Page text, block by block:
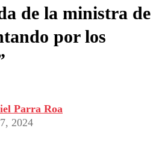
de la ministra de
por los
Parra Roa
2024